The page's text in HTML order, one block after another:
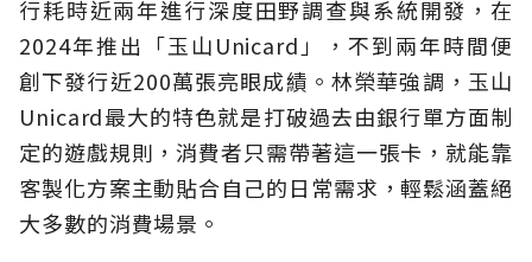
行耗時近兩年進行深度田野調查與系統開發，在
2024年推出「玉山Unicard」，不到兩年時間便
創下發行近200萬張亮眼成績。林榮華強調，玉山
Unicard最大的特色就是打破過去由銀行單方面制
定的遊戲規則，消費者只需帶著這一張卡，就能靠
客製化方案主動貼合自己的日常需求，輕鬆涵蓋絕
大多數的消費場景。